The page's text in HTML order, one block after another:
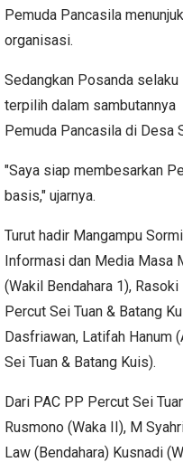
Pemuda Pancasila
organisasi.
Sedangkan Posanda
terpilih dalam
Pemuda Pancasila di Desa
"Saya siap membesarkan
basis," ujarnya.
Turut hadir Mangampu
Informasi dan Media Masa
(Wakil Bendahara 1),
Percut Sei Tuan & Batang
Dasfriawan, Latifah Hanum
Sei Tuan & Batang Kuis).
Dari PAC PP Percut Sei
Rusmono (Waka II), M
Law (Bendahara) Kusnadi